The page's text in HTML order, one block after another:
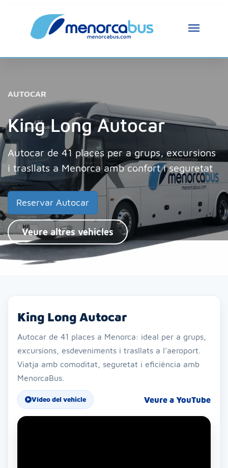
AUTOCAR
King Long Autocar
Autocar de 41 places per a grups, excursions
i trasllats a Menorca amb confort i seguretat
Reservar Autocar
Veure altres vehicles
King Long Autocar
Autocar de 41 places a Menorca: ideal per a grups,
excursions, esdeveniments i trasllats a l’aeroport.
Viatja amb comoditat, seguretat i eficiència amb
MenorcaBus.
Vídeo del vehicle Veure a YouTube